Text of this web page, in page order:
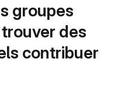
groupes
des
contribuer